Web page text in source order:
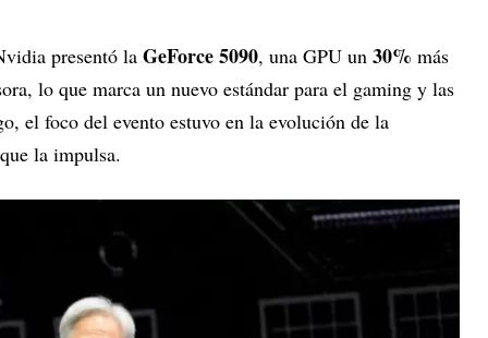
presentó la GeForce 5090, una GPU un 30% más
lo que marca un nuevo estándar para el gaming y las
el foco del evento estuvo en la evolución de la
la impulsa.